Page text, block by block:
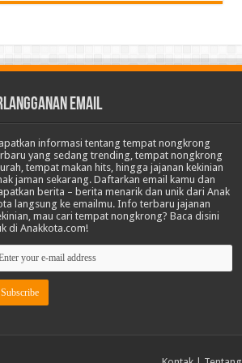
EMAIL
informasi tentang tempat nongkrong
yang sedang trending, tempat nongkrong
tempat makan hits, hingga jajanan kekinian
jaman sekarang. Daftarkan email kamu dan
berita – berita menarik dan unik dari Anak
langsung ke emailmu. Info terbaru jajanan
mau cari tempat nongkrong? Baca disini
di Anakkota.com!